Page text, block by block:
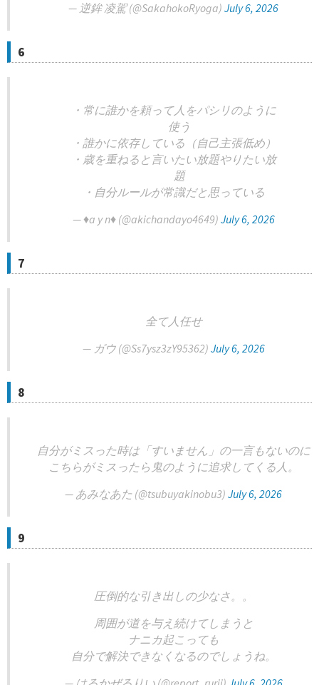
— 逆鉾 凌駕 (@SakahokoRyoga) July 6, 2026
6
・常に誰かを頼って人をパシリのように
使う
・誰かに依存している（自己主張低め）
・歳を重ねると言いたい放題やりたい放
題
・自分ルールが常識だと思っている
— ♦️a y n♦️ (@akichandayo4649) July 6, 2026
7
全て人任せ
— ガウ (@Ss7ysz3zY95362) July 6, 2026
8
自分がミスった時は「すいません」の一言もないのに
こちらがミスったら鬼のように追求してくる人。
— あみなあた (@tsubuyakinobu3) July 6, 2026
9
圧倒的な引き出しの少なさ。。
周囲が道を与え続けてしまうと
ナニカ起こっても
自分で解決できなくなるのでしょうね。